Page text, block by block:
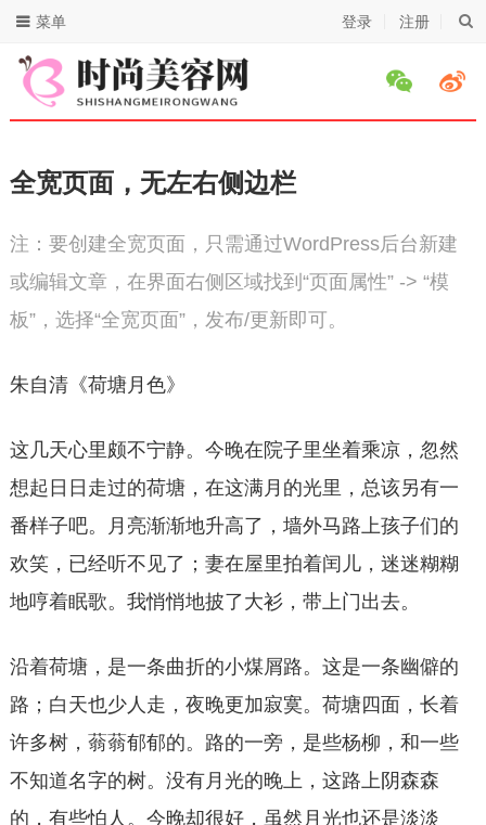
登录 注册
菜单
全宽页面，无左右侧边栏
注：要创建全宽页面，只需通过WordPress后台新建
或编辑文章，在界面右侧区域找到“页面属性” -> “模
板”，选择“全宽页面”，发布/更新即可。
朱自清《荷塘月色》
这几天心里颇不宁静。今晚在院子里坐着乘凉，忽然
想起日日走过的荷塘，在这满月的光里，总该另有一
番样子吧。月亮渐渐地升高了，墙外马路上孩子们的
欢笑，已经听不见了；妻在屋里拍着闰儿，迷迷糊糊
地哼着眠歌。我悄悄地披了大衫，带上门出去。
沿着荷塘，是一条曲折的小煤屑路。这是一条幽僻的
路；白天也少人走，夜晚更加寂寞。荷塘四面，长着
许多树，蓊蓊郁郁的。路的一旁，是些杨柳，和一些
不知道名字的树。没有月光的晚上，这路上阴森森
的，有些怕人。今晚却很好，虽然月光也还是淡淡